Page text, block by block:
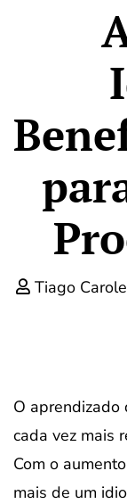
Tiago
O aprendizado
cada vez mais
Com o
mais de um